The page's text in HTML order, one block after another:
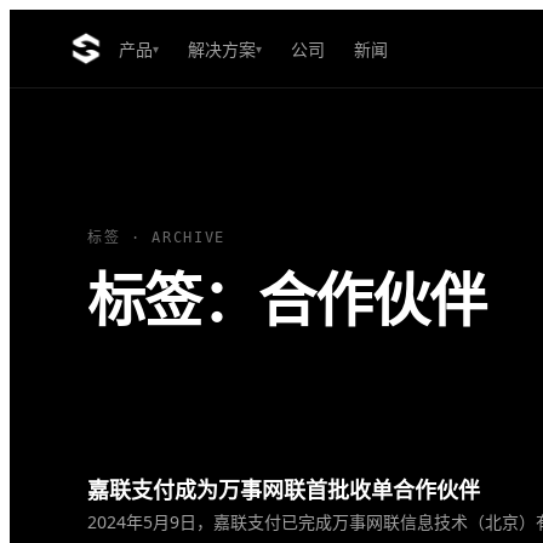
产品▾ 解决方案▾ 公司 新闻
标签 · ARCHIVE
标签：合作伙伴
嘉联支付成为万事网联首批收单合作伙伴
2024年5月9日，嘉联支付已完成万事网联信息技术（北京